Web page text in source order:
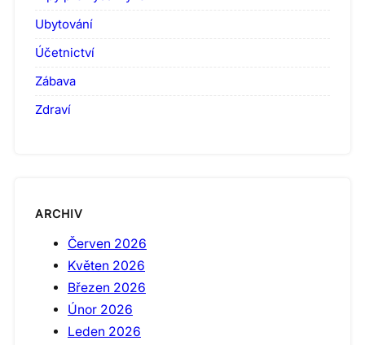
Ubytování
Účetnictví
Zábava
Zdraví
ARCHIV
Červen 2026
Květen 2026
Březen 2026
Únor 2026
Leden 2026